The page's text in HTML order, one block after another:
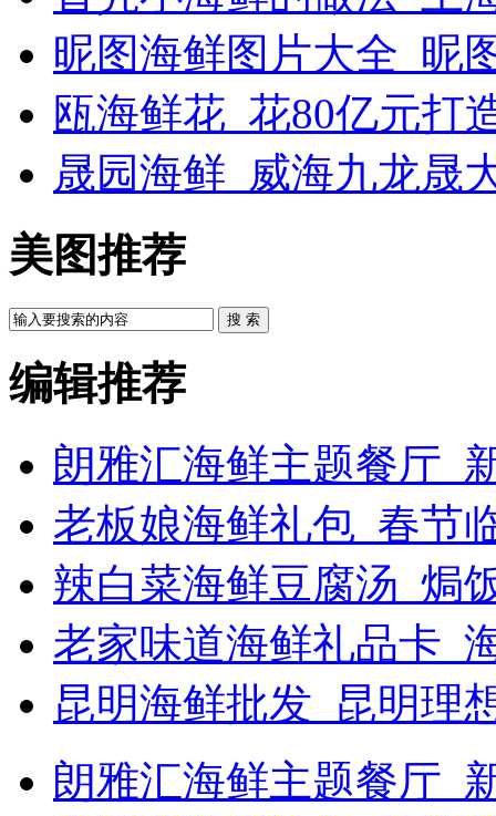
昵图海鲜图片大全_昵
瓯海鲜花_花80亿元打
晟园海鲜_威海九龙晟
美图推荐
搜 索
编辑推荐
朗雅汇海鲜主题餐厅_
老板娘海鲜礼包_春节
辣白菜海鲜豆腐汤_焗
老家味道海鲜礼品卡_
昆明海鲜批发_昆明理
朗雅汇海鲜主题餐厅_